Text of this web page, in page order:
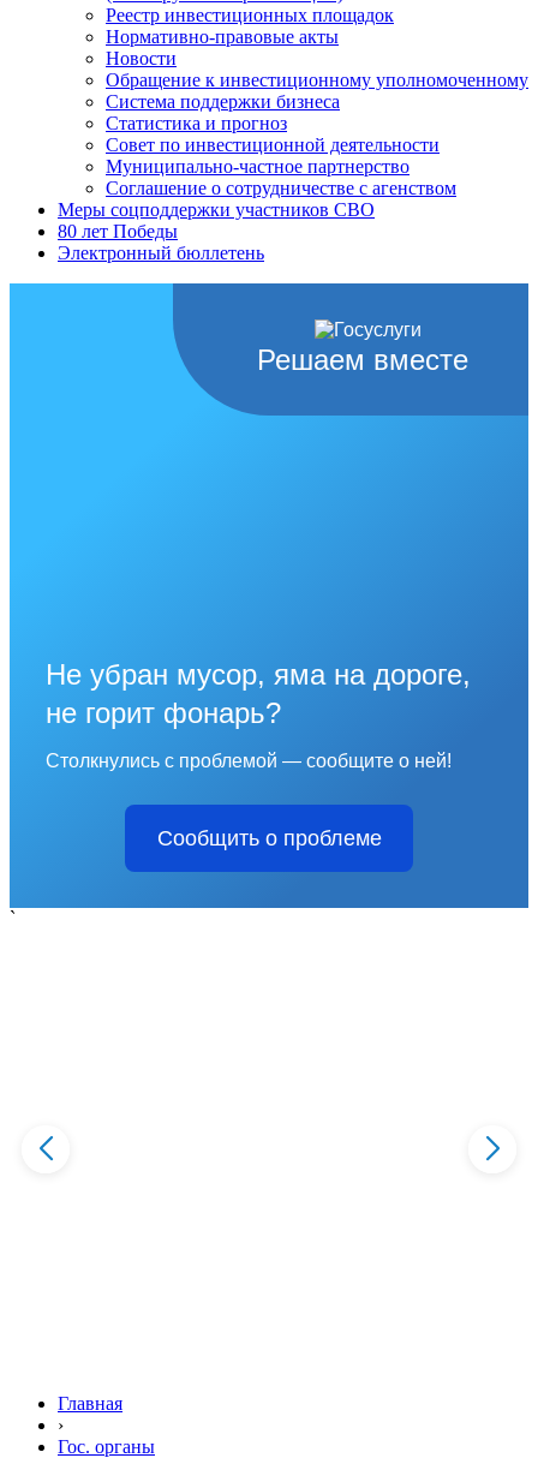
Реестр инвестиционных площадок
Нормативно-правовые акты
Новости
Обращение к инвестиционному уполномоченному
Система поддержки бизнеса
Статистика и прогноз
Совет по инвестиционной деятельности
Муниципально-частное партнерство
Соглашение о сотрудничестве с агенством
Меры соцподдержки участников СВО
80 лет Победы
Электронный бюллетень
Решаем вместе
Не убран мусор, яма на дороге,
не горит фонарь?
Столкнулись с проблемой — сообщите о ней!
Сообщить о проблеме
`
Главная
›
Гос. органы